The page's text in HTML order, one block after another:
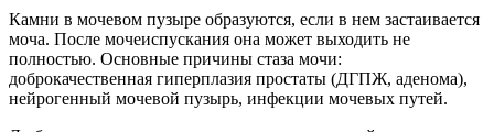
Камни в мочевом пузыре образуются, если в нем застаивается
моча. После мочеиспускания она может выходить не
полностью. Основные причины стаза мочи:
доброкачественная гиперплазия простаты (ДГПЖ, аденома),
нейрогенный мочевой пузырь, инфекции мочевых путей.